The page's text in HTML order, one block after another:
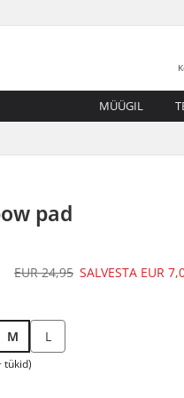
MÜÜGIL
pad
EUR 24,95 SALVESTA EUR
M L
tükid)